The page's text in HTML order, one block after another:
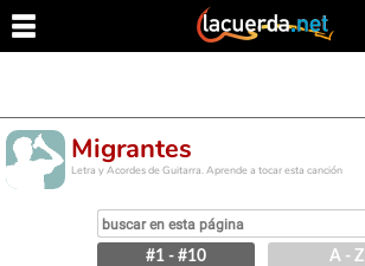
Migrantes
Letra y Acordes de Guitarra. Aprende a tocar esta canción
#1 - #10 A - Z